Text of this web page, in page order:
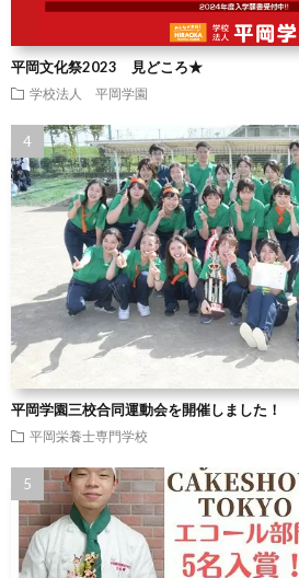
平岡文化祭2023 見どころ★
学校法人 平岡学園
平岡学園三校合同運動会を開催しました！
平岡栄養士専門学校